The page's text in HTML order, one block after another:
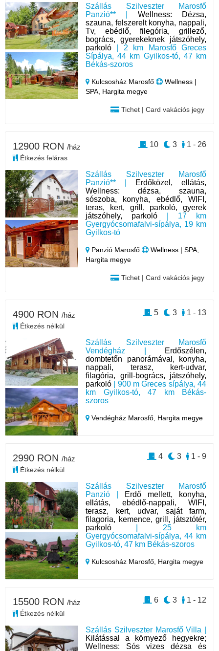
Szállás Szilveszter Marosfő
Panzió** | Wellness: Dézsa,
szauna, felszerelt konyha, nappali,
Tv, ebédlő, filegória, grillező,
bogrács, gyerekeknek játszóhely,
parkoló | 2 km Marosfő Greces
Sípálya, 44 km Gyilkos-tó, 47 km
Békás-szoros
Kulcsosház Marosfő
Wellness |
SPA, Hargita megye
Tichet | Card vakációs jegy
Szállás Szilveszter Marosfő
Panzió** |
Erdőközel, ellátás,
Wellness: dézsa, szauna,
sószoba, konyha, ebédlő, WIFI,
teras, kert, grill, parkoló, gyerek
játszóhely, parkoló | 17 km
Gyergyócsomafalvi-sípálya, 19 km
Gyilkos-tó
Panzió Marosfő
Wellness | SPA,
Hargita megye
Tichet | Card vakációs jegy
12900 RON /ház
Étkezés feláras
1 - 26
3
10
Szállás Szilveszter Marosfő
Vendégház |
Erdőszélen,
dombtetőn panorámával, konyha,
nappali, terasz, kert-udvar,
filagória, grill-bogrács, játszóhely,
parkoló | 900 m Greces sípálya, 44
km Gyilkos-tó, 47 km Békás-
szoros
Vendégház Marosfő, Hargita megye
4900 RON /ház
Étkezés nélkül
1 - 13
3
5
Szállás Szilveszter Marosfő
Panzió |
Erdő mellett, konyha,
ellátás, ebédlő-nappali, WIFI,
terasz, kert, udvar, saját farm,
filagoria, kemence, grill, játsztótér,
parkoló | 25 km
Gyergyócsomafalvi-sípálya, 44 km
Gyilkos-tó, 47 km Békás-szoros
Kulcsosház Marosfő, Hargita megye
2990 RON /ház
Étkezés nélkül
1 - 9
3
4
Szállás Szilveszter Marosfő Villa |
Kilátással a környező hegyekre;
Wellness: Sós vizes dézsa és
15500 RON /ház
Étkezés nélkül
1 - 12
3
6